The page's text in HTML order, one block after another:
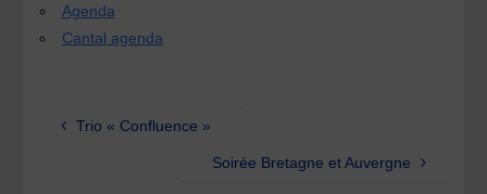
Agenda
Cantal agenda
Trio « Confluence »
Soirée Bretagne et Auvergne